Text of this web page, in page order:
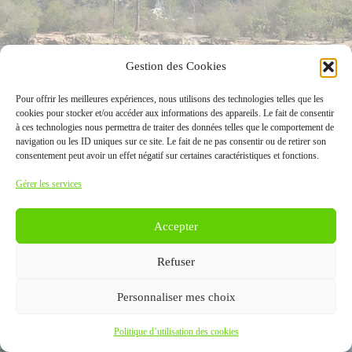
Gestion des Cookies
Pour offrir les meilleures expériences, nous utilisons des technologies telles que les
cookies pour stocker et/ou accéder aux informations des appareils. Le fait de consentir
à ces technologies nous permettra de traiter des données telles que le comportement de
navigation ou les ID uniques sur ce site. Le fait de ne pas consentir ou de retirer son
consentement peut avoir un effet négatif sur certaines caractéristiques et fonctions.
Gérer les services
Accepter
Refuser
Personnaliser mes choix
Politique d’utilisation des cookies